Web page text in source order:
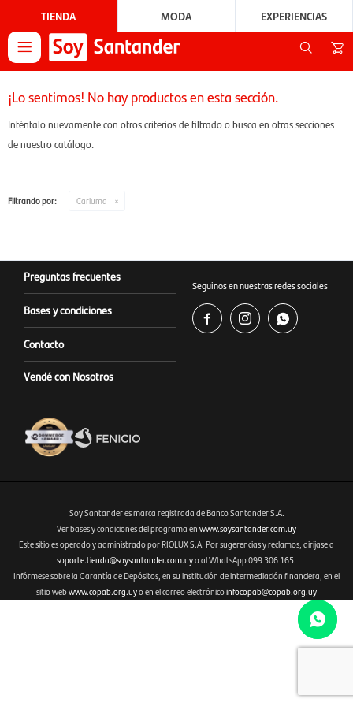
TIENDA MODA EXPERIENCIAS

¡Lo sentimos! No hay productos en esta sección.
Inténtalo nuevamente con otros criterios de filtrado o busca en otras secciones
de nuestro catálogo.
Filtrando por: Cariuma
Preguntas frecuentes
Bases y condiciones
Contacto
Vendé con Nosotros
Seguinos en nuestras redes sociales
  
Fenicio eCommerce Uruguay
Soy Santander es marca registrada de Banco Santander S.A.
Ver bases y condiciones del programa en www.soysantander.com.uy
Este sitio es operado y administrado por RIOLUX S.A. Por sugerencias y reclamos, diríjase a
soporte.tienda@soysantander.com.uyo al WhatsApp 099 306 165.
Infórmese sobre la Garantía de Depósitos, en su institución de intermediación financiera, en el
sitio webwww.copab.org.uyo en el correo electrónicoinfocopab@copab.org.uy